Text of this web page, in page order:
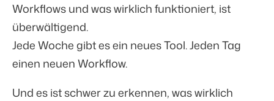
Workflows und was wirklich funktioniert, ist
überwältigend.
Jede Woche gibt es ein neues Tool. Jeden Tag
einen neuen Workflow.
Und es ist schwer zu erkennen, was wirklich